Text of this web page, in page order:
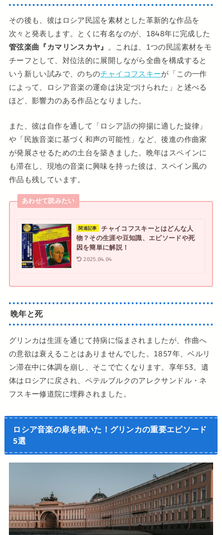
その後も、彼はロシア民謡を素材とした革新的な作品を
次々と発表します。とくに有名なのが、1848年に完成した
管弦楽曲『カマリンスカヤ』 。これは、1つの民謡素材をモ
チーフとして、対位法的に展開しながら全曲を構成すると
いう新しい試みで、のちのチャイコフスキーが「この一作
によって、ロシア音楽の運命は決定づけられた」と述べる
ほど、影響力のある作品となりました。
また、彼は自作を通して「ロシア語の抑揚に適した旋律」
や「民族音楽に基づく和声の可能性」など、後進の作曲家
が発展させるための土台を築きました。晩年はスペインに
も滞在し、現地の音楽に興味を持った彼は、スペイン風の
作品も残しています。
あわせて読みたい
関連記事
チャイコフスキーとはどんな人
物？その生涯や豆知識、エピソードや死
因を簡単に解説！
2025.04.04
晩年と死
グリンカは生涯を通じて持病に悩まされましたが、作曲へ
の意欲は衰えることはありませんでした。1857年、ベルリ
ン滞在中に体調を崩し、そこで亡くなります。享年53。遺
体はロシアに戻され、ペテルブルクのアレクサンドル・ネ
フスキー修道院に埋葬されました。
ロシア音楽の扉を開いた！グリンカの重要エピソード
5選